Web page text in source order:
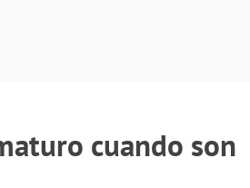
cuando son